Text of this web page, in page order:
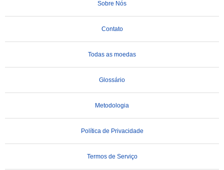
Sobre Nós
Contato
Todas as moedas
Glossário
Metodologia
Política de Privacidade
Termos de Serviço